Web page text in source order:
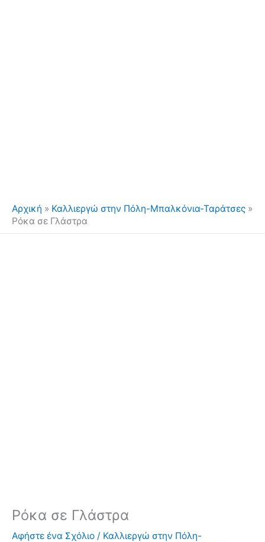
Αρχική » Καλλιεργώ στην Πόλη-Μπαλκόνια-Ταράτσες »
Ρόκα σε Γλάστρα
Ρόκα σε Γλάστρα
Αφήστε ένα Σχόλιο / Καλλιεργώ στην Πόλη-